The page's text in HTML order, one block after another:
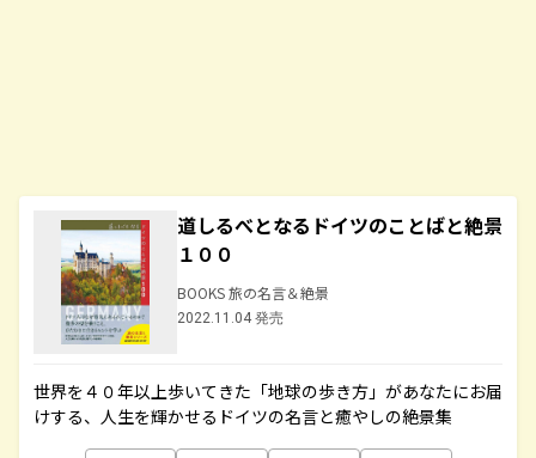
道しるべとなるドイツのことばと絶景
１００
BOOKS 旅の名言＆絶景
2022.11.04 発売
世界を４０年以上歩いてきた「地球の歩き方」があなたにお届
けする、人生を輝かせるドイツの名言と癒やしの絶景集